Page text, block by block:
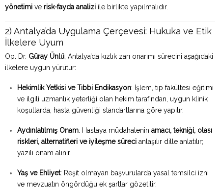
yönetimi ve risk-fayda analizi ile birlikte yapılmalıdır.
2) Antalya’da Uygulama Çerçevesi: Hukuka ve Etik
İlkelere Uyum
Op. Dr. Güray Ünlü , Antalya’da kızlık zarı onarımı sürecini aşağıdaki
ilkelere uygun yürütür:
Hekimlik Yetkisi ve Tıbbi Endikasyon: İşlem, tıp fakültesi eğitimi
ve ilgili uzmanlık yeterliği olan hekim tarafından, uygun klinik
koşullarda, hasta güvenliği standartlarına göre yapılır.
Aydınlatılmış Onam: Hastaya müdahalenin amacı, tekniği, olası
riskleri, alternatifleri ve iyileşme süreci anlaşılır dille anlatılır;
yazılı onam alınır.
Yaş ve Ehliyet: Reşit olmayan başvurularda yasal temsilci izni
ve mevzuatın öngördüğü ek şartlar gözetilir.